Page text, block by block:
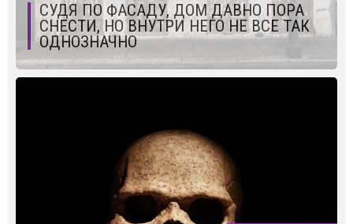
СУДЯ ПО ФАСАДУ, ДОМ ДАВНО ПОРА
СНЕСТИ, НО ВНУТРИ НЕГО НЕ ВСЕ ТАК
ОДНОЗНАЧНО